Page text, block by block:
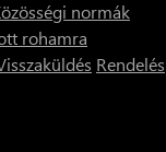
normák
rohamra
Rendelés